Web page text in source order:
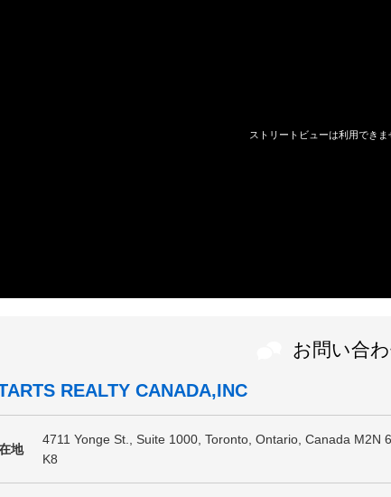
お問い合
REALTY CANADA,INC
地
4711 Yonge St., Suite 1000, Toronto, Ontario, Canada M2N 6
K8